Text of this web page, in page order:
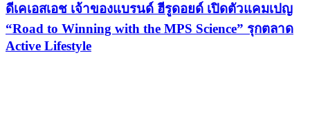
ดีเคเอสเอช เจ้าของแบรนด์ ฮีรูดอยด์ เปิดตัวแคมเปญ
“Road to Winning with the MPS Science” รุกตลาด
Active Lifestyle